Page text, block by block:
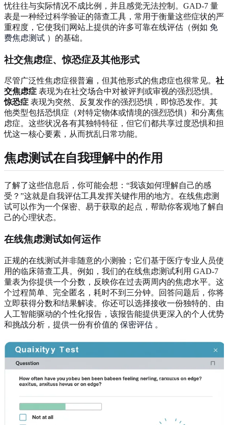
忧往往与实际情况不成比例，并且感觉无法控制。GAD-7 量
表是一种经过科学验证的筛查工具，常用于衡量这些症状的严
重程度，它使我们网站上提供的许多可靠在线评估（例如 免
费焦虑测试 ）的基础。
社交焦虑症、惊恐症及其他形式
尽管广泛性焦虑症很普遍，但其他形式的焦虑症也很常见。 社
交焦虑症 表现为在社交场合中对被评判或审视的强烈恐惧。
惊恐症 表现为突然、反复发作的强烈恐惧，即惊恐发作。其
他类型包括恐惧症（对特定物体或情境的强烈恐惧）和分离焦
虑症。这些状况各有其独特特征，但它们都共享过度恐惧和担
忧这一核心要素，从而扰乱日常功能。
焦虑测试在自我理解中的作用
了解了这些信息后，你可能会想：“我该如何理解自己的感
受？”这就是自我评估工具发挥关键作用的地方。在线焦虑测
试可以作为一个保密、易于获取的起点，帮助你客观地了解自
己的心理状态。
在线焦虑测试如何运作
正规的在线测试并非随意的小测验；它们基于医疗专业人员使
用的临床筛查工具。例如，我们的在线焦虑测试利用 GAD-7
量表为你提供一个分数，反映你在过去两周内的焦虑水平。这
个过程简单、完全匿名，耗时不到三分钟。回答问题后，你将
立即获得分数和结果解读。你还可以选择接收一份独特的、由
人工智能驱动的个性化报告，该报告能提供更深入的个人优势
和挑战分析，提供一份有价值的 保密评估 。